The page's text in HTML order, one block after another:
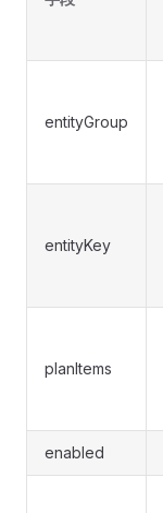
entityGroup
entityKey
planItems
enabled